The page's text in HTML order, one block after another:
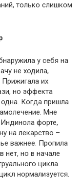
только слишком
у себя на
не ходила,
их
но эффекта
Когда пришла
Мне
форте,
на лекарство –
важнее. Пропила
нет, но в начале
цикла.
нормализуется.